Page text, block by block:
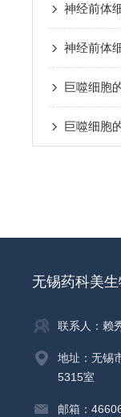
巨噬细胞
巨噬细胞
无锡药科美
联系人：赖
地址：无锡
5315室
邮箱：